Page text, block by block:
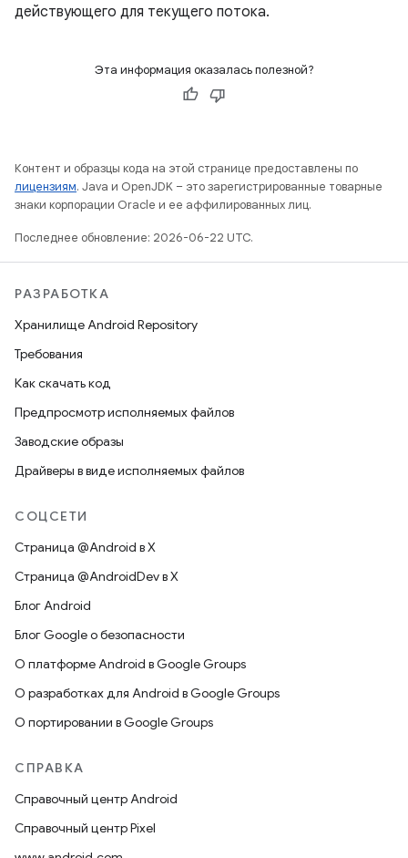
действующего для текущего потока.
Эта информация оказалась полезной?
Контент и образцы кода на этой странице предоставлены по
лицензиям. Java и OpenJDK – это зарегистрированные товарные
знаки корпорации Oracle и ее аффилированных лиц.
Последнее обновление: 2026-06-22 UTC.
РАЗРАБОТКА
Хранилище Android Repository
Требования
Как скачать код
Предпросмотр исполняемых файлов
Заводские образы
Драйверы в виде исполняемых файлов
СОЦСЕТИ
Страница @Android в X
Страница @AndroidDev в X
Блог Android
Блог Google о безопасности
О платформе Android в Google Groups
О разработках для Android в Google Groups
О портировании в Google Groups
СПРАВКА
Справочный центр Android
Справочный центр Pixel